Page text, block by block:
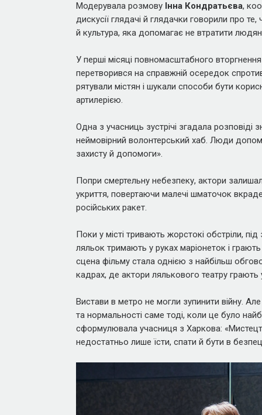
Модерувала розмову Інна Кондратьєва,
дискусії глядачі й глядачки говорили про
й культура, яка допомагає не втратити
У перші місяці повномасштабного
перетворився на справжній осередок
рятували містян і шукали способи бути
артилерією.
Одна з учасниць зустрічі згадала розповіді
неймовірний волонтерський хаб. Люди
захисту й допомоги».
Попри смертельну небезпеку, актори
укриття, повертаючи малечі шматочок
російських ракет.
Поки у місті тривають жорстокі обстріли,
ляльок тримають у руках маріонеток і
сцена фільму стала однією з найбільш
кадрах, де актори лялькового театру
Вистави в метро не могли зупинити війну.
та нормальності саме тоді, коли це було
сформулювала учасниця з Харкова:
недостатньо лише їсти, спати й бути в